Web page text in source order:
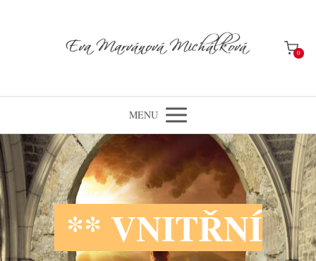
0
MENU
** VNITŘNÍ